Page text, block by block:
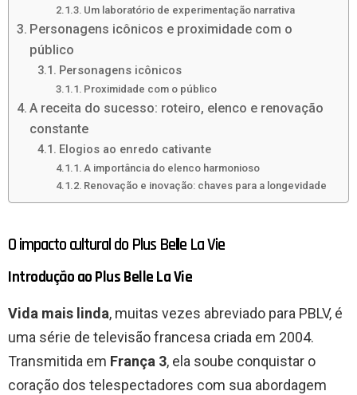
Um laboratório de experimentação narrativa
Personagens icônicos e proximidade com o
público
Personagens icônicos
Proximidade com o público
A receita do sucesso: roteiro, elenco e renovação
constante
Elogios ao enredo cativante
A importância do elenco harmonioso
Renovação e inovação: chaves para a longevidade
O impacto cultural do Plus Belle La Vie
Introdução ao Plus Belle La Vie
Vida mais linda, muitas vezes abreviado para PBLV, é
uma série de televisão francesa criada em 2004.
Transmitida em França 3, ela soube conquistar o
coração dos telespectadores com sua abordagem